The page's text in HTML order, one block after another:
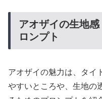
アオザイの生地
ロンプト
アオザイの魅力は、タイ
やすいところや、生地の